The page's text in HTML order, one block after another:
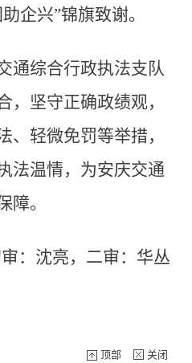
企兴”锦旗致谢。
通综合行政执法支队
，坚守正确政绩观，
、轻微免罚等举措，
法温情，为安庆交通
障。
：沈亮，二审：华丛
顶部 关闭